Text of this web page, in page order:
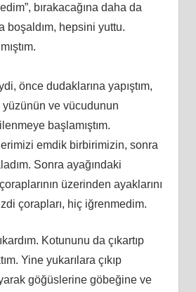
bırakacağına daha da
boşaldım, hepsini yuttu.
önce dudaklarına yapıştım,
yüzünün ve vücudunun
başlamıştım.
emdik birbirimizin, sonra
Sonra ayağındaki
üzerinden ayaklarını
çorapları, hiç iğrenmedim.
Kotununu da çıkartıp
Yine yukarılara çıkıp
göğüslerine göbeğine ve